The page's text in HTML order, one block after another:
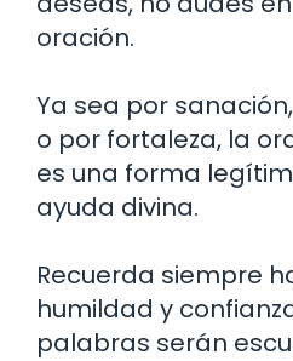
oración.
Ya sea por
o por fortaleza, la
es una forma
ayuda divina.
Recuerda siempre
humildad y
palabras serán